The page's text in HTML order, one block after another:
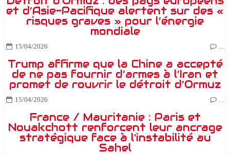
et d’Asie-Pacifique alertent sur des «
risques graves » pour l’énergie
mondiale
15/04/2026 …
Trump affirme que la Chine a accepté
de ne pas fournir d’armes à l’Iran et
promet de rouvrir le détroit d’Ormuz
15/04/2026 …
France / Mauritanie : Paris et
Nouakchott renforcent leur ancrage
stratégique face à l'instabilité au
Sahel